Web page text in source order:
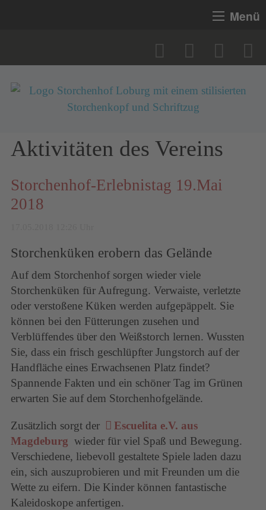
Menü
Aktivitäten des Vereins
Storchenhof-Erlebnistag 19.Mai
2018
Storchenküken erobern das Gelände
Auf dem Storchenhof sorgen wieder viele
Storchenküken für Aufregung. Verwaiste, verletzte
oder verstoßene Küken werden aufgepäppelt. Sie
können bei den Fütterungen zusehen und
Verblüffendes über den Weißstorch lernen. Wussten
Sie, dass ein frisch geschlüpfter Jungstorch auf der
Handfläche eines Erwachsenen Platz findet?
Spannende Fakten und ein schöner Tag im Grünen
erwarten Sie auf dem Storchenhofgelände.
Zusätzlich sorgt der
Escuelita e.V. aus
Magdeburg wieder für viel Spaß und Bewegung.
Verschiedene, liebevoll gestaltete Spiele laden dazu
ein, sich auszuprobieren und mit Freunden um die
Wette zu eifern. Die Kinder können fantastische
Kaleidoskope anfertigen.